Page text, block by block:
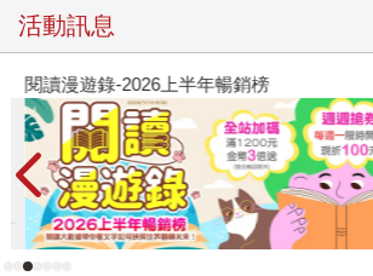
活動訊息
閱讀漫遊錄-2026上半年暢銷榜